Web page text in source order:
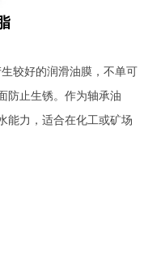
较好的润滑油膜，不单可
防止生锈。作为轴承油
能力，适合在化工或矿场